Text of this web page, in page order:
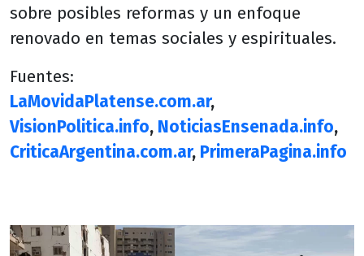
sobre posibles reformas y un enfoque
renovado en temas sociales y espirituales.
Fuentes:
LaMovidaPlatense.com.ar,
VisionPolitica.info, NoticiasEnsenada.info,
CriticaArgentina.com.ar, PrimeraPagina.info